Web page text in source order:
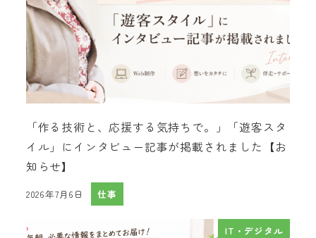
「作る技術と、応援する気持ちで。」「遊客スタ
イル」にインタビュー記事が掲載されました【お
知らせ】
投稿日
2026年7月6日 仕事
IT・デジタル